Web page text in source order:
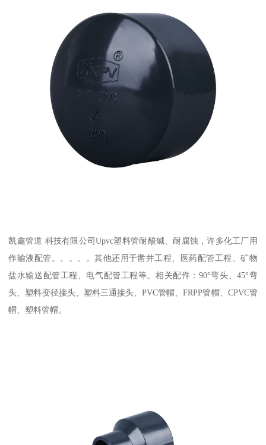
凯鑫管道 科技有限公司Upvc塑料管耐酸碱、耐腐蚀，许多化工厂用
作输液配管。。。。。其他还用于凿井工程、医药配管工程、矿物
盐水输送配管工程、电气配管工程等。相关配件：90°弯头、45°弯
头、塑料变径接头、塑料三通接头、PVC管帽、FRPP管帽、CPVC管
帽、塑料管帽。